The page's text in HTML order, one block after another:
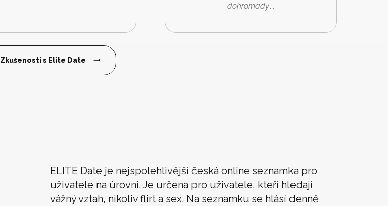
dohromady....
Zkušenosti s Elite Date
ELITE Date je nejspolehlivější česká online seznamka pro
uživatele na úrovni. Je určena pro uživatele, kteří hledají
vážný vztah, nikoliv flirt a sex. Na seznamku se hlásí denně